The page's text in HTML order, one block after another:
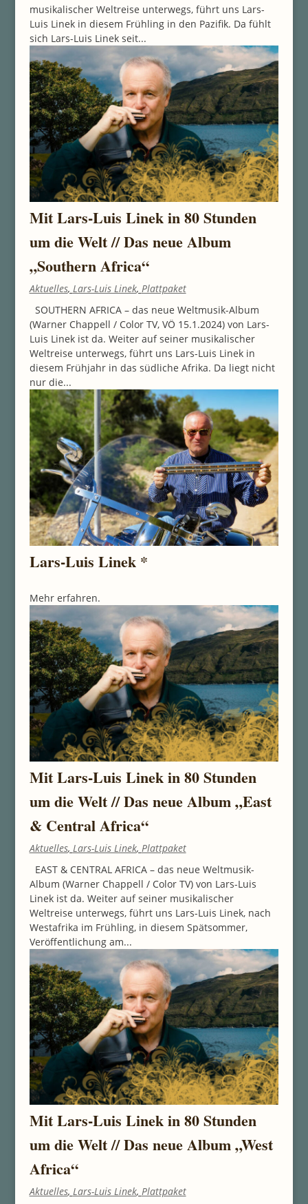
musikalischer Weltreise unterwegs, führt uns Lars-
Luis Linek in diesem Frühling in den Pazifik. Da fühlt
sich Lars-Luis Linek seit...
Mit Lars-Luis Linek in 80 Stunden
um die Welt // Das neue Album
„Southern Africa“
Aktuelles, Lars-Luis Linek, Plattpaket
SOUTHERN AFRICA – das neue Weltmusik-Album
(Warner Chappell / Color TV, VÖ 15.1.2024) von Lars-
Luis Linek ist da. Weiter auf seiner musikalischer
Weltreise unterwegs, führt uns Lars-Luis Linek in
diesem Frühjahr in das südliche Afrika. Da liegt nicht
nur die...
Lars-Luis Linek *
Mehr erfahren.
Mit Lars-Luis Linek in 80 Stunden
um die Welt // Das neue Album „East
& Central Africa“
Aktuelles, Lars-Luis Linek, Plattpaket
EAST & CENTRAL AFRICA – das neue Weltmusik-
Album (Warner Chappell / Color TV) von Lars-Luis
Linek ist da. Weiter auf seiner musikalischer
Weltreise unterwegs, führt uns Lars-Luis Linek, nach
Westafrika im Frühling, in diesem Spätsommer,
Veröffentlichung am...
Mit Lars-Luis Linek in 80 Stunden
um die Welt // Das neue Album „West
Africa“
Aktuelles, Lars-Luis Linek, Plattpaket